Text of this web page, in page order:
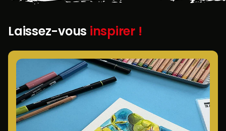
Laissez-vous inspirer !